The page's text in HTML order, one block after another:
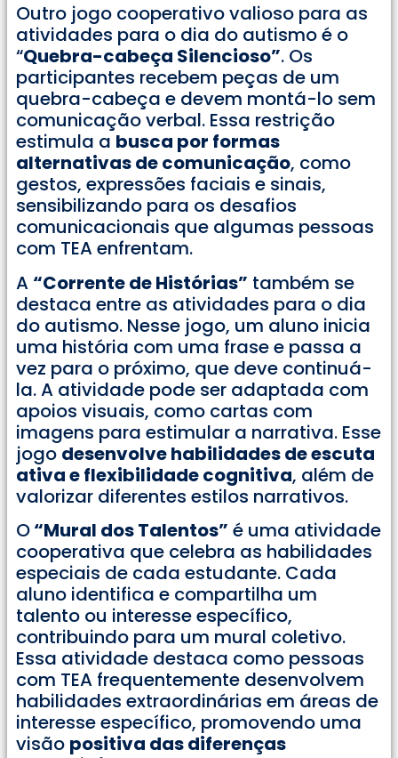
Outro jogo cooperativo valioso para as
atividades para o dia do autismo é o
“Quebra-cabeça Silencioso”. Os
participantes recebem peças de um
quebra-cabeça e devem montá-lo sem
comunicação verbal. Essa restrição
estimula a busca por formas
alternativas de comunicação, como
gestos, expressões faciais e sinais,
sensibilizando para os desafios
comunicacionais que algumas pessoas
com TEA enfrentam.
A “Corrente de Histórias” também se
destaca entre as atividades para o dia
do autismo. Nesse jogo, um aluno inicia
uma história com uma frase e passa a
vez para o próximo, que deve continuá-
la. A atividade pode ser adaptada com
apoios visuais, como cartas com
imagens para estimular a narrativa. Esse
jogo desenvolve habilidades de escuta
ativa e flexibilidade cognitiva, além de
valorizar diferentes estilos narrativos.
O“Mural dos Talentos” é uma atividade
cooperativa que celebra as habilidades
especiais de cada estudante. Cada
aluno identifica e compartilha um
talento ou interesse específico,
contribuindo para um mural coletivo.
Essa atividade destaca como pessoas
com TEA frequentemente desenvolvem
habilidades extraordinárias em áreas de
interesse específico, promovendo uma
visão positiva das diferenças